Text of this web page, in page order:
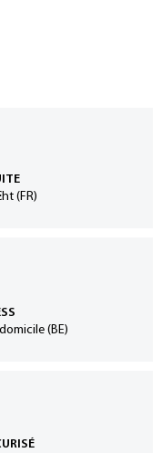
(FR)
(BE)